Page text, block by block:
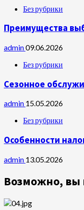
Без рубрики
Преимущества
admin09.06.2026
Без рубрики
Сезонное
admin 15.05.2026
Без рубрики
Особенности
admin 13.05.2026
Возможно, вы